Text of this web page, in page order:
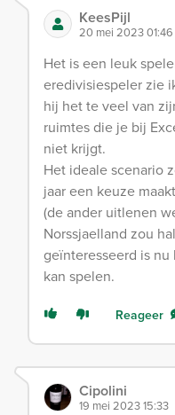
KeesPijl
20 mei 2023 01:46
Het is een leuk
eredivisiespeler zie
hij het te veel van
ruimtes die je bij
niet krijgt.
Het ideale scenario
jaar een keuze
(de ander uitlenen
Norssjaelland zou
geïnteresseerd is
kan spelen.
Reageer
Cipolini
19 mei 2023 15:33